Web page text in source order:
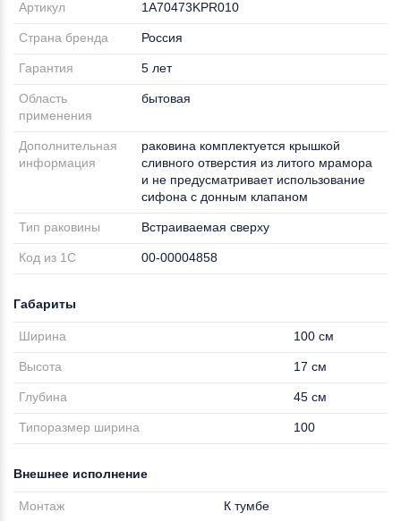
Артикул 1A70473KPR010
Страна бренда Россия
Гарантия 5 лет
Область
применения
бытовая
Дополнительная
информация
раковина комплектуется крышкой
сливного отверстия из литого мрамора
и не предусматривает использование
сифона с донным клапаном
Тип раковины Встраиваемая сверху
Код из 1С 00-00004858
Габариты
Ширина 100 см
Высота 17 см
Глубина 45 см
Типоразмер ширина 100
Внешнее исполнение
Монтаж К тумбе